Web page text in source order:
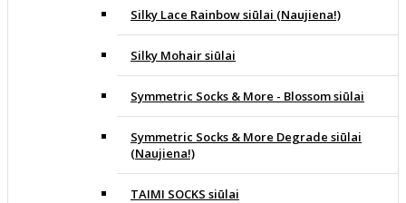
Silky Lace Rainbow siūlai (Naujiena!)
Silky Mohair siūlai
Symmetric Socks & More - Blossom siūlai
Symmetric Socks & More Degrade siūlai
(Naujiena!)
TAIMI SOCKS siūlai